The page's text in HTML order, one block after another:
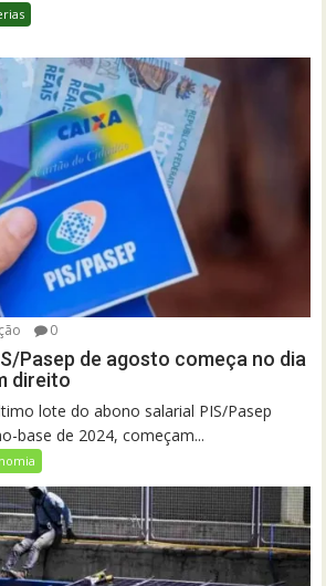
0
Pasep de agosto começa no dia
direito
lote do abono salarial PIS/Pasep
base de 2024, começam...